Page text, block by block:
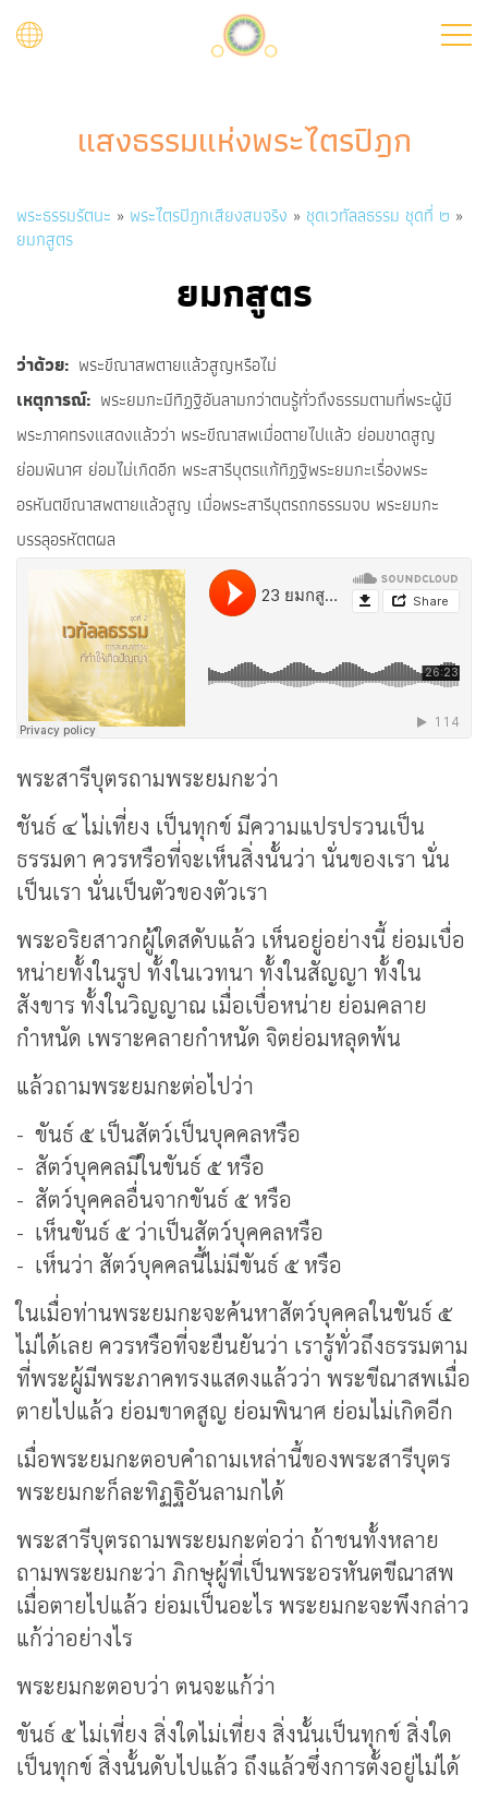
แสงธรรมแห่งพระไตรปิฎก
Breadcrumb
พระธรรมรัตนะ พระไตรปิฎกเสียงสมจริง
ชุดเวทัลลธรรม ชุดที่ ๒
ยมกสูตร
ยมกสูตร
ว่าด้วย พระขีณาสพตายแล้วสูญหรือไม่
เหตุการณ์ พระยมกะมีทิฏฐิอันลามกว่าตนรู้ทั่วถึงธรรมตามที่พระผู้มี
พระภาคทรงแสดงแล้วว่า พระขีณาสพเมื่อตายไปแล้ว ย่อมขาดสูญ
ย่อมพินาศ ย่อมไม่เกิดอีก พระสารีบุตรแก้ทิฏฐิพระยมกะเรื่องพระ
อรหันตขีณาสพตายแล้วสูญ เมื่อพระสารีบุตรถกธรรมจบ พระยมกะ
บรรลุอรหัตตผล
พระสารีบุตรถามพระยมกะว่า
ชันธ์ ๔ ไม่เที่ยง เป็นทุกข์ มีความแปรปรวนเป็น
ธรรมดา ควรหรือที่จะเห็นสิ่งนั้นว่า นั่นของเรา นั่น
เป็นเรา นั่นเป็นตัวของตัวเรา
พระอริยสาวกผู้ใดสดับแล้ว เห็นอยู่อย่างนี้ ย่อมเบื่อ
หน่ายทั้งในรูป ทั้งในเวทนา ทั้งในสัญญา ทั้งใน
สังขาร ทั้งในวิญญาณ เมื่อเบื่อหน่าย ย่อมคลาย
กำหนัด เพราะคลายกำหนัด จิตย่อมหลุดพ้น
แล้วถามพระยมกะต่อไปว่า
- ขันธ์ ๕ เป็นสัตว์เป็นบุคคลหรือ
- สัตว์บุคคลมีในขันธ์ ๕ หรือ
- สัตว์บุคคลอื่นจากขันธ์ ๕ หรือ
- เห็นขันธ์ ๕ ว่าเป็นสัตว์บุคคลหรือ
- เห็นว่า สัตว์บุคคลนี้ไม่มีขันธ์ ๕ หรือ
ในเมื่อท่านพระยมกะจะค้นหาสัตว์บุคคลในขันธ์ ๕
ไม่ได้เลย ควรหรือที่จะยืนยันว่า เรารู้ทั่วถึงธรรมตาม
ที่พระผู้มีพระภาคทรงแสดงแล้วว่า พระขีณาสพเมื่อ
ตายไปแล้ว ย่อมขาดสูญ ย่อมพินาศ ย่อมไม่เกิดอีก
เมื่อพระยมกะตอบคำถามเหล่านี้ของพระสารีบุตร
พระยมกะก็ละทิฏฐิอันลามกได้
พระสารีบุตรถามพระยมกะต่อว่า ถ้าชนทั้งหลาย
ถามพระยมกะว่า ภิกษุผู้ที่เป็นพระอรหันตขีณาสพ
เมื่อตายไปแล้ว ย่อมเป็นอะไร พระยมกะจะพึงกล่าว
แก้ว่าอย่างไร
พระยมกะตอบว่า ตนจะแก้ว่า
ขันธ์ ๕ ไม่เที่ยง สิ่งใดไม่เที่ยง สิ่งนั้นเป็นทุกข์ สิ่งใด
เป็นทุกข์ สิ่งนั้นดับไปแล้ว ถึงแล้วซึ่งการตั้งอยู่ไม่ได้